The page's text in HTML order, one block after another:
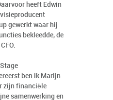
heeft Edwin
gewerkt waar hij
bekleedde, de
ben ik Marijn
zijn financiële
samenwerking en